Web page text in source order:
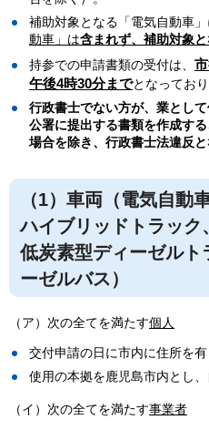
補助対象となる「電気自動車
動車」は含まれず、補助対象
持参での申請書類の受付は、
午後4時30分までとなっており
行政書士でない方が、業とし
公署に提出する書類を作成す
場合を除き、行政書士法違反
（1）車両（電気自動
ハイブリッドトラック
低炭素型ディーゼルト
ーゼルバス）
（ア）次の全てを満たす個人
交付申請の日に市内に住所を
使用の本拠を鹿児島市内とし
（イ）次の全てを満たす事業者